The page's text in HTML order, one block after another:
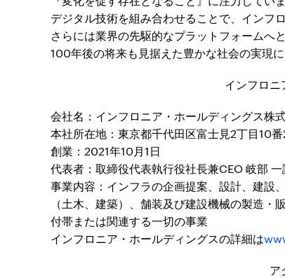
デジタル技術を組み合わせることで、インフ
さらには業界の先駆的なプラットフォームへ
100年後の将来も見据えた豊かな社会の実現
インフロニ
会社名：インフロニア・ホールディングス株
本社所在地：東京都千代田区富士見2丁目10
創業：2021年10月1日
代表者：取締役代表執行役社長兼CEO 岐部 一
事業内容：インフラの企画提案、設計、建設
（土木、建築）、舗装及び建設機械の製造
付帯または関連する一切の事業
インフロニア・ホールディングスの詳細は
ア